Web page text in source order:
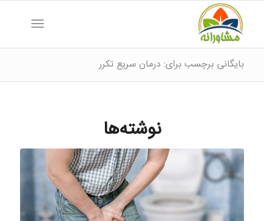
بایگانی برچسب برای: درمان سریع تکرر
نوشته‌ها